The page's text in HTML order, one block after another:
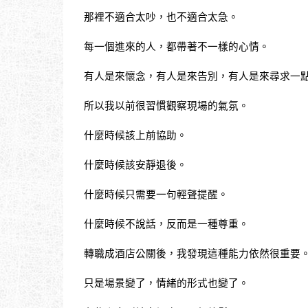
那裡不適合太吵，也不適合太急。
每一個進來的人，都帶著不一樣的心情。
有人是來懷念，有人是來告別，有人是來尋求一
所以我以前很習慣觀察現場的氣氛。
什麼時候該上前協助。
什麼時候該安靜退後。
什麼時候只需要一句輕聲提醒。
什麼時候不說話，反而是一種尊重。
轉職成酒店公關後，我發現這種能力依然很重要。
只是場景變了，情緒的形式也變了。